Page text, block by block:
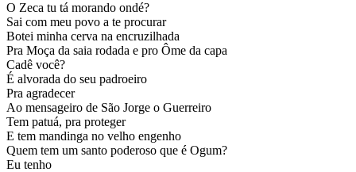
O Zeca tu tá morando ondé?
Sai com meu povo a te procurar
Botei minha cerva na encruzilhada
Pra Moça da saia rodada e pro Ôme da capa
Cadê você?
É alvorada do seu padroeiro
Pra agradecer
Ao mensageiro de São Jorge o Guerreiro
Tem patuá, pra proteger
E tem mandinga no velho engenho
Quem tem um santo poderoso que é Ogum?
Eu tenho